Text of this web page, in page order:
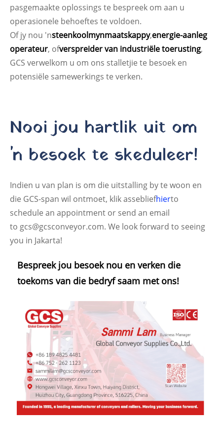
pasgemaakte oplossings te bespreek om aan u
operasionele behoeftes te voldoen.
Of jy nou 'nsteenkoolmynmaatskappy,energie-aanleg
operateur, ofverspreider van industriële toerusting,
GCS verwelkom u om ons stalletjie te besoek en
potensiële samewerkings te verken.
Nooi jou hartlik uit om
'n besoek te skeduleer!
Indien u van plan is om die uitstalling by te woon en
die GCS-span wil ontmoet, klik assebliefhierto
schedule an appointment or send an email
to gcs@gcsconveyor.com. We look forward to seeing
you in Jakarta!
Bespreek jou besoek nou en verken die
toekoms van die bedryf saam met ons!